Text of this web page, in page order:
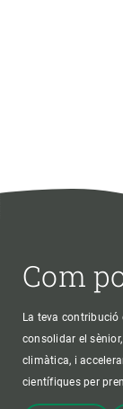
Com
La teva
consolidar el
climàtica, i
científiques per